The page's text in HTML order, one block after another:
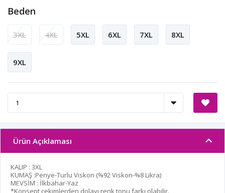
Beden
3XL 4XL 5XL 6XL 7XL 8XL
9XL
Ürün Açıklaması
KALIP : 3XL
KUMAŞ :Penye-Turlu Viskon (%92 Viskon-%8 Likra)
MEVSİM : İlkbahar-Yaz
*Konsept çekimlerden dolayı renk tonu farkı olabilir.